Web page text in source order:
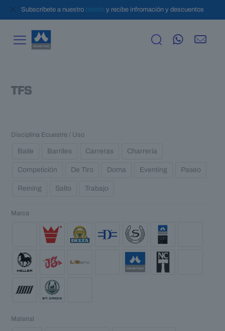
Subscríbete a nuestro boletín y recibe infromación y descuentos
TFS
Disciplina Ecuestre / Uso
Baile Barriles Carreras Charrería
Competición De Tiro Doma Eventing Paseo
Reining Salto Trabajo
Marca
Material